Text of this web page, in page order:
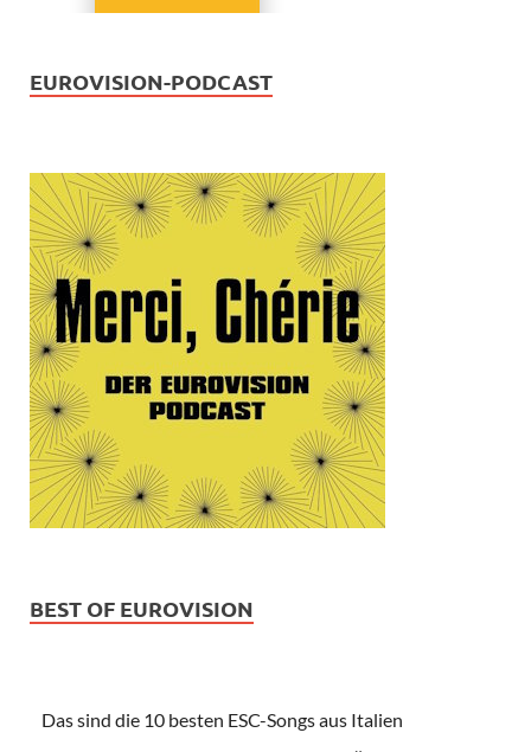
EUROVISION-PODCAST
BEST OF EUROVISION
Das sind die 10 besten ESC-Songs aus Italien